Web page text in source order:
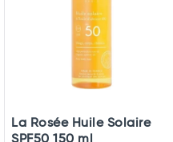
La Rosée Huile Solaire
SPF50 150 ml